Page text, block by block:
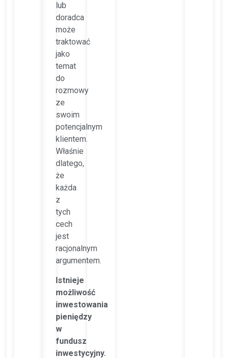
lub
doradca
może
traktować
jako
temat
do
rozmowy
ze
swoim
potencjalnym
klientem.
Właśnie
dlatego,
że
każda
z
tych
cech
jest
racjonalnym
argumentem.
Istnieje
możliwość
inwestowania
pieniędzy
w
fundusz
inwestycyjny.